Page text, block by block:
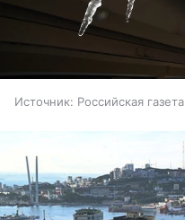
Источник: Российская газета